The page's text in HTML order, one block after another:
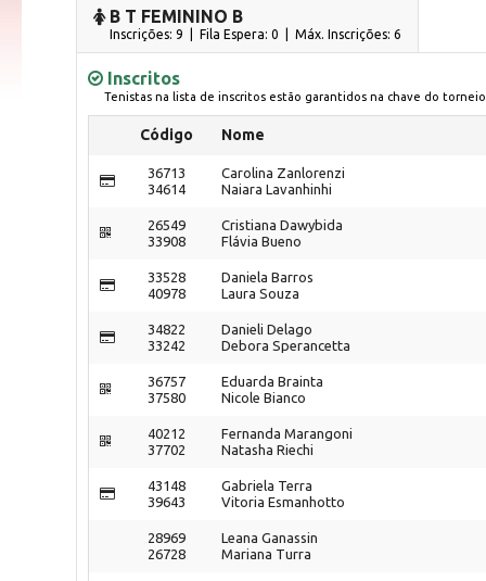
B T FEMININO B
Inscrições: 9 | Fila Espera: 0 | Máx. Inscrições: 6
Inscritos
Tenistas na lista de inscritos estão garantidos na chave do torneio
Código Nome
36713
34614
Carolina Zanlorenzi
Naiara Lavanhinhi
26549
33908
Cristiana Dawybida
Flávia Bueno
33528
40978
Daniela Barros
Laura Souza
34822
33242
Danieli Delago
Debora Sperancetta
36757
37580
Eduarda Brainta
Nicole Bianco
40212
37702
Fernanda Marangoni
Natasha Riechi
43148
39643
Gabriela Terra
Vitoria Esmanhotto
28969
26728
Leana Ganassin
Mariana Turra